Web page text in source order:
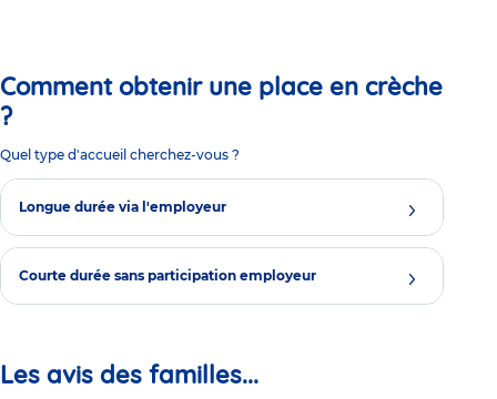
Comment obtenir une place en crèche
?
Quel type d'accueil cherchez-vous ?
Longue durée via l'employeur
Courte durée sans participation employeur
Les avis des familles...